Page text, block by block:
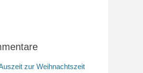
zur Weihnachtszeit